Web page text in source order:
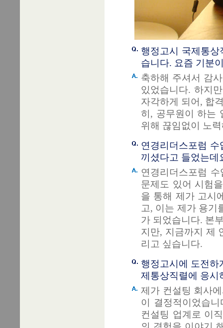
행정고시 국제통
습니다. 요즘 기분
축하해 주셔서 감
있었습니다. 하지
자각하게 되어, 합
히, 공무원이 하는
위해 끊임없이 노
연경리더스포럼
끼셨다고 들었는데
연경리더스포럼
문제도 있어 시험
을 통해 제가 고시
고, 이는 제가 용기
가 되었습니다. 본
지만, 지금까지 제
리고 싶습니다.
행정고시에 도전하
제통상직렬에 응시
제가 컨설팅 회사
이 결정적이었습
컨설팅 업계로 이